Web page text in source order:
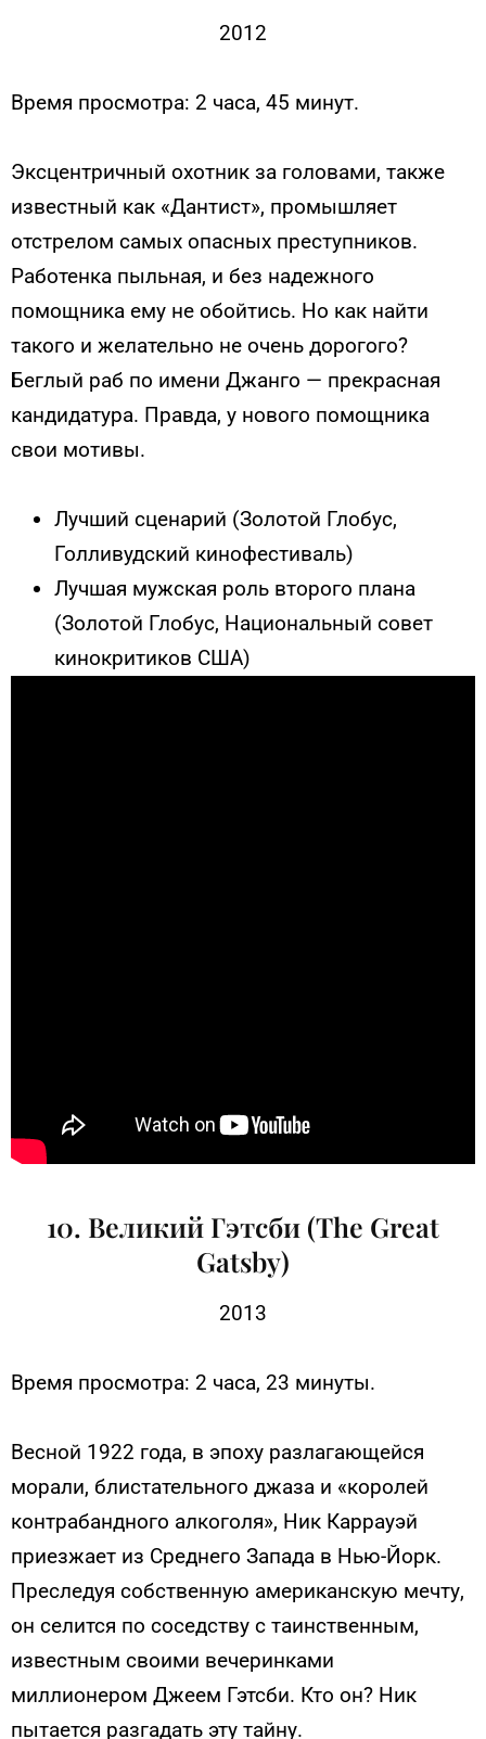
2012
Время просмотра: 2 часа, 45 минут.
Эксцентричный охотник за головами, также
известный как «Дантист», промышляет
отстрелом самых опасных преступников.
Работенка пыльная, и без надежного
помощника ему не обойтись. Но как найти
такого и желательно не очень дорогого?
Беглый раб по имени Джанго — прекрасная
кандидатура. Правда, у нового помощника
свои мотивы.
Лучший сценарий (Золотой Глобус,
Голливудский кинофестиваль)
Лучшая мужская роль второго плана
(Золотой Глобус, Национальный совет
кинокритиков США)
10. Великий Гэтсби (The Great
Gatsby)
2013
Время просмотра: 2 часа, 23 минуты.
Весной 1922 года, в эпоху разлагающейся
морали, блистательного джаза и «королей
контрабандного алкоголя», Ник Каррауэй
приезжает из Среднего Запада в Нью-Йорк.
Преследуя собственную американскую мечту,
он селится по соседству с таинственным,
известным своими вечеринками
миллионером Джеем Гэтсби. Кто он? Ник
пытается разгадать эту тайну.